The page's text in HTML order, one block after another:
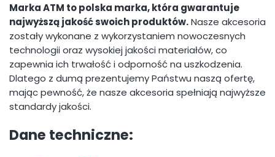
Marka ATM to polska marka, która gwarantuje
najwyższą jakość swoich produktów.Nasze akcesoria
zostały wykonane z wykorzystaniem nowoczesnych
technologii oraz wysokiej jakości materiałów, co
zapewnia ich trwałość i odporność na uszkodzenia.
Dlatego z dumą prezentujemy Państwu naszą ofertę,
mając pewność, że nasze akcesoria spełniają najwyższe
standardy jakości.
Dane techniczne: